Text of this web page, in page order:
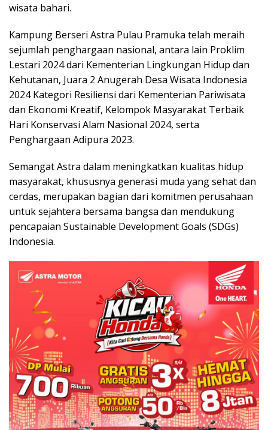
wisata bahari.
Kampung Berseri Astra Pulau Pramuka telah meraih
sejumlah penghargaan nasional, antara lain Proklim
Lestari 2024 dari Kementerian Lingkungan Hidup dan
Kehutanan, Juara 2 Anugerah Desa Wisata Indonesia
2024 Kategori Resiliensi dari Kementerian Pariwisata
dan Ekonomi Kreatif, Kelompok Masyarakat Terbaik
Hari Konservasi Alam Nasional 2024, serta
Penghargaan Adipura 2023.
Semangat Astra dalam meningkatkan kualitas hidup
masyarakat, khususnya generasi muda yang sehat dan
cerdas, merupakan bagian dari komitmen perusahaan
untuk sejahtera bersama bangsa dan mendukung
pencapaian Sustainable Development Goals (SDGs)
Indonesia.